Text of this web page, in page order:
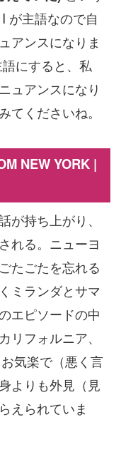
が主語なので自
アンスになりま
にすると、私
ュアンスになり
てくださいね。
NEW YORK |
が持ち上がり、
れる。ニューヨ
たごたを忘れる
ミランダとサマ
エピソードの中
リフォルニア、
気楽で（悪く言
よりも外見（見
えられていま